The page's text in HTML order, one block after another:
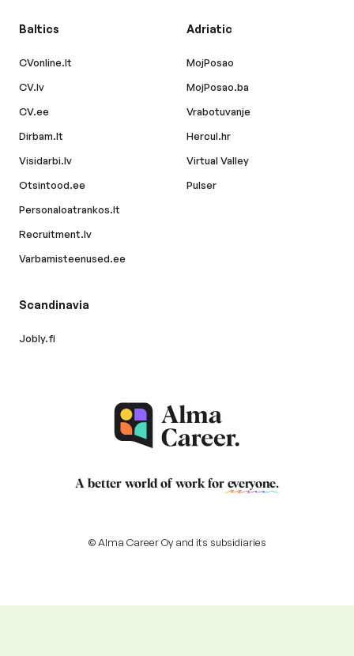
Baltics
CVonline.lt
CV.lv
CV.ee
Dirbam.lt
Visidarbi.lv
Otsintood.ee
Personaloatrankos.lt
Recruitment.lv
Varbamisteenused.ee
Adriatic
MojPosao
MojPosao.ba
Vrabotuvanje
Hercul.hr
Virtual Valley
Pulser
Scandinavia
Jobly.fi
A better world of work for everyone.
© Alma Career Oy and its subsidiaries